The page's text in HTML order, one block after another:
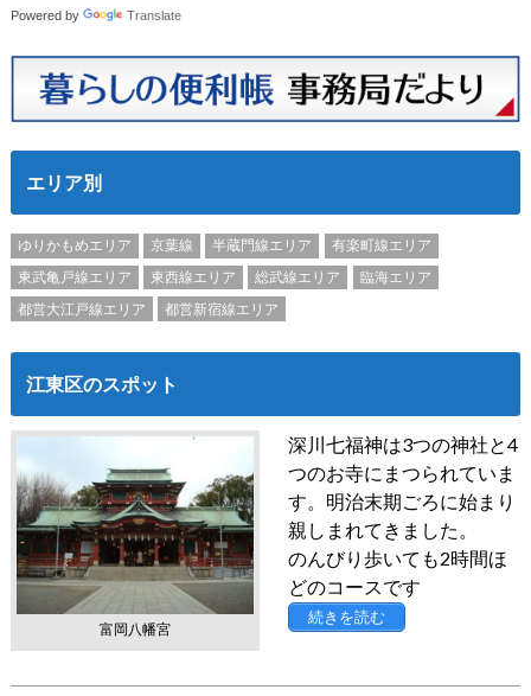
Powered by Translate
エリア別
ゆりかもめエリア 京葉線 半蔵門線エリア
有楽町線エリア
東武亀戸線エリア
東西線エリア 総武線エリア
臨海エリア
都営大江戸線エリア
都営新宿線エリア
江東区のスポット
富岡八幡宮
深川七福神は3つの神社と4
つのお寺にまつられていま
す。明治末期ごろに始まり
親しまれてきました。
のんびり歩いても2時間ほ
どのコースです
続きを読む